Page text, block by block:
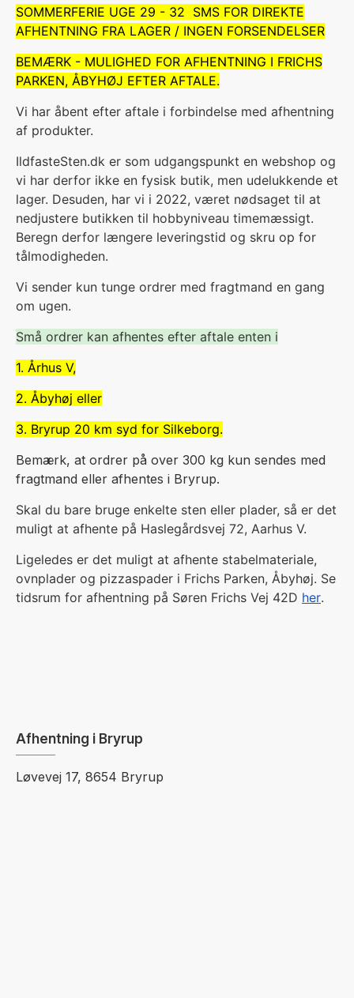
SOMMERFERIE UGE 29 - 32 SMS FOR DIREKTE
AFHENTNING FRA LAGER / INGEN FORSENDELSER
BEMÆRK - MULIGHED FOR AFHENTNING I FRICHS
PARKEN, ÅBYHØJ EFTER AFTALE.
Vi har åbent efter aftale i forbindelse med afhentning
af produkter.
IldfasteSten.dk er som udgangspunkt en webshop og
vi har derfor ikke en fysisk butik, men udelukkende et
lager. Desuden, har vi i 2022, været nødsaget til at
nedjustere butikken til hobbyniveau timemæssigt.
Beregn derfor længere leveringstid og skru op for
tålmodigheden.
Vi sender kun tunge ordrer med fragtmand en gang
om ugen.
Små ordrer kan afhentes efter aftale enten i
1. Århus V,
2. Åbyhøj eller
3. Bryrup 20 km syd for Silkeborg.
Bemærk, at ordrer på over 300 kg kun sendes med
fragtmand eller afhentes i Bryrup.
Skal du bare bruge enkelte sten eller plader, så er det
muligt at afhente på Haslegårdsvej 72, Aarhus V.
Ligeledes er det muligt at afhente stabelmateriale,
ovnplader og pizzaspader i Frichs Parken, Åbyhøj. Se
tidsrum for afhentning på Søren Frichs Vej 42D her.
Afhentning i Bryrup
Løvevej 17, 8654 Bryrup